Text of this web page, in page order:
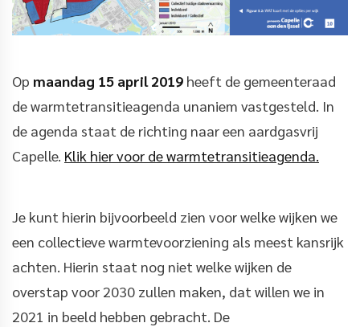
Op maandag 15 april 2019 heeft de gemeenteraad
de warmtetransitieagenda unaniem vastgesteld. In
de agenda staat de richting naar een aardgasvrij
Capelle. Klik hier voor de warmtetransitieagenda.
Je kunt hierin bijvoorbeeld zien voor welke wijken we
een collectieve warmtevoorziening als meest kansrijk
achten. Hierin staat nog niet welke wijken de
overstap voor 2030 zullen maken, dat willen we in
2021 in beeld hebben gebracht. De